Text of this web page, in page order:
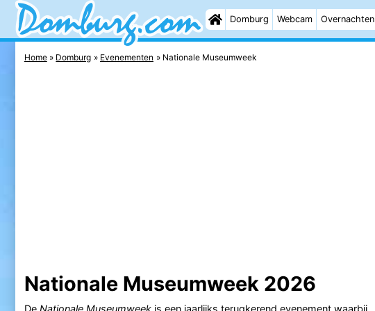
Domburg Webcam Overnachten
Home Domburg Evenementen Nationale Museumweek
Nationale Museumweek 2026
De Nationale Museumweekis een jaarlijks terugkerend evenement waarbij